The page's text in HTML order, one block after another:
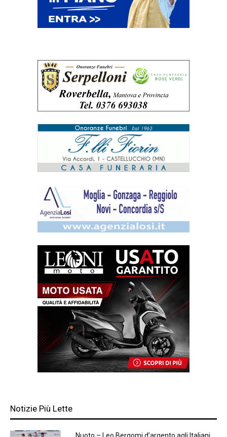
Notizie Più Lette